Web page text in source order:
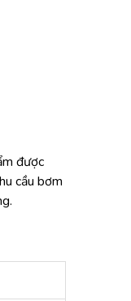
được
cầu bơm